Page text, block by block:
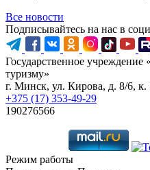
Все новости
Подписывайтесь на нас в
Государственное учреждение
туризму»
г. Минск, ул. Кирова, д. 8/6, к.
+375 (17) 353-49-29
190276566
Режим работы